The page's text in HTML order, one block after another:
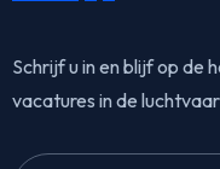
Schrijf u in en blijf op de
vacatures in de